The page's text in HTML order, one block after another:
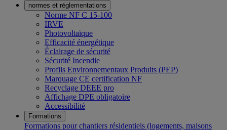
normes et réglementations
Norme NF C 15-100
IRVE
Photovoltaïque
Efficacité énergétique
Éclairage de sécurité
Sécurité Incendie
Profils Environnementaux Produits (PEP)
Marquage CE certification NF
Recyclage DEEE pro
Affichage DPE obligatoire
Accessibilité
Formations
Formations pour chantiers résidentiels (logements, maisons